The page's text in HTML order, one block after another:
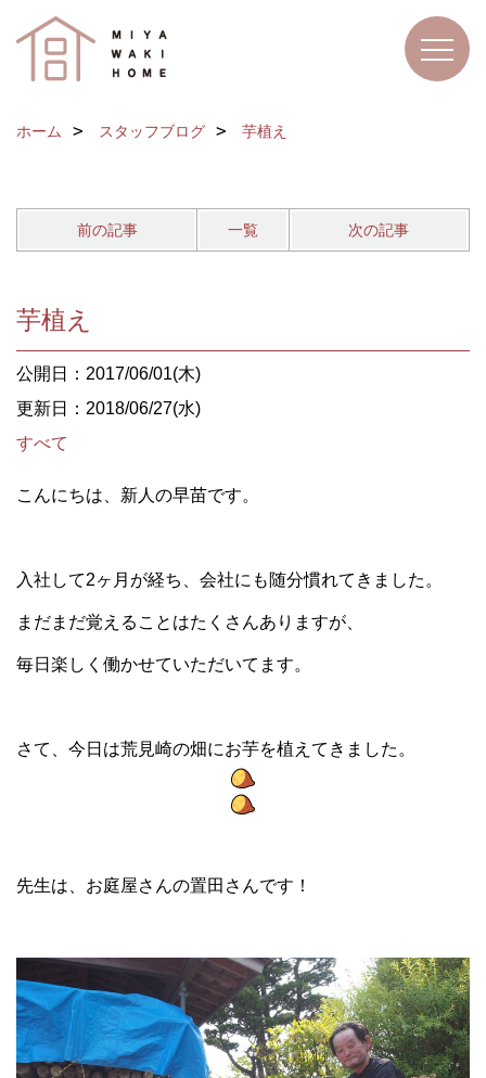
ホーム スタッフブログ 芋植え
前の記事 一覧 次の記事
芋植え
公開日：2017/06/01(木)
更新日：2018/06/27(水)
すべて
こんにちは、新人の早苗です。
入社して2ヶ月が経ち、会社にも随分慣れてきました。
まだまだ覚えることはたくさんありますが、
毎日楽しく働かせていただいてます。
さて、今日は荒見崎の畑にお芋を植えてきました。
先生は、お庭屋さんの置田さんです！